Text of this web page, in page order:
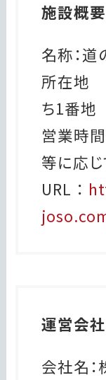
施設概要
名称：
所在地
ち1番地
営業時
等に応
URL ：
運営会社
会社名